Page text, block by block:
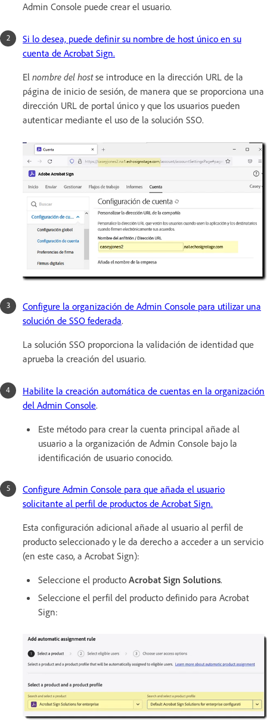
Admin Console puede crear el usuario.
Si lo desea, puede definir su nombre de host único en su
cuenta de Acrobat Sign.
El nombre del hostse introduce en la dirección URL de la
página de inicio de sesión, de manera que se proporciona una
dirección URL de portal único y que los usuarios pueden
autenticar mediante el uso de la solución SSO.
Configure la organización de Admin Console para utilizar una
solución de SSO federada.
La solución SSO proporciona la validación de identidad que
aprueba la creación del usuario.
Habilite la creación automática de cuentas en la organización
del Admin Console.
Este método para crear la cuenta principal añade al
usuario a la organización de Admin Console bajo la
identificación de usuario conocido.
Configure Admin Console para que añada el usuario
solicitante al perfil de productos de Acrobat Sign.
Esta configuración adicional añade al usuario al perfil de
producto seleccionado y le da derecho a acceder a un servicio
(en este caso, a Acrobat Sign):
Seleccione el producto Acrobat Sign Solutions.
Seleccione el perfil del producto definido para Acrobat
Sign: